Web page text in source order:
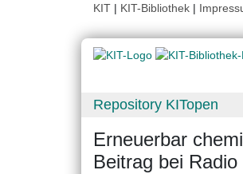
KIT | KIT-Bibliothek |
Repository KITopen
Erneuerbar
Beitrag bei